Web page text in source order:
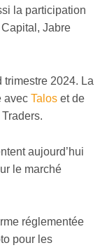
la participation
Jabre
trimestre 2024. La
avec Talos et de
aujourd’hui
le marché
réglementée
pour les